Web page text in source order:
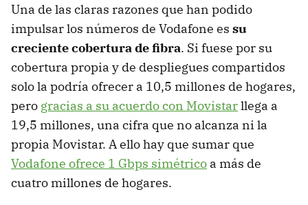
Una de las claras razones que han podido
impulsar los números de Vodafone es su
creciente cobertura de fibra. Si fuese por su
cobertura propia y de despliegues compartidos
solo la podría ofrecer a 10,5 millones de hogares,
pero gracias a su acuerdo con Movistarllega a
19,5 millones, una cifra que no alcanza ni la
propia Movistar. A ello hay que sumar que
Vodafone ofrece 1 Gbps simétrico a más de
cuatro millones de hogares.